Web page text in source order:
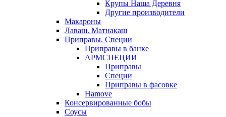
Крупы Наша Деревня
Другие производители
Макароны
Лаваш. Матнакаш
Приправы. Специи
Приправы в банке
АРМСПЕЦИИ
Приправы
Специи
Приправы в фасовке
Hamove
Консервированные бобы
Соусы